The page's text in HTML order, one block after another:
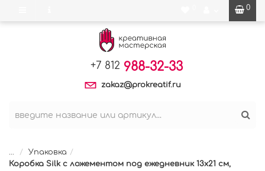
0
+7 812 988-32-33
zakaz@prokreatif.ru
...
Упаковка
Коробка Silk с ложементом под ежедневник 13x21 см,